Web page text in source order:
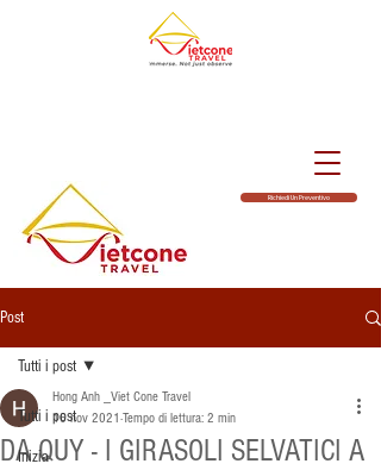
Richiedi Un Preventivo
Post
Tutti i post
Inizia
Tutti i post
DA QUY - I GIRASOLI SELVATICI A
Hong Anh _Viet Cone Travel
16 nov 2021 Tempo di lettura: 2 min